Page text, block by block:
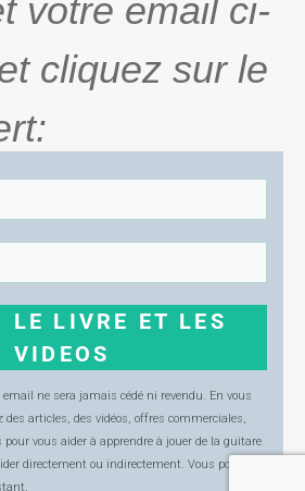
votre email ci-
cliquez sur le
LE LIVRE ET LES
VIDEOS
ne sera jamais cédé ni revendu. En vous
articles, des vidéos, offres commerciales,
vous aider à apprendre à jouer de la guitare
directement ou indirectement. Vous pourrez